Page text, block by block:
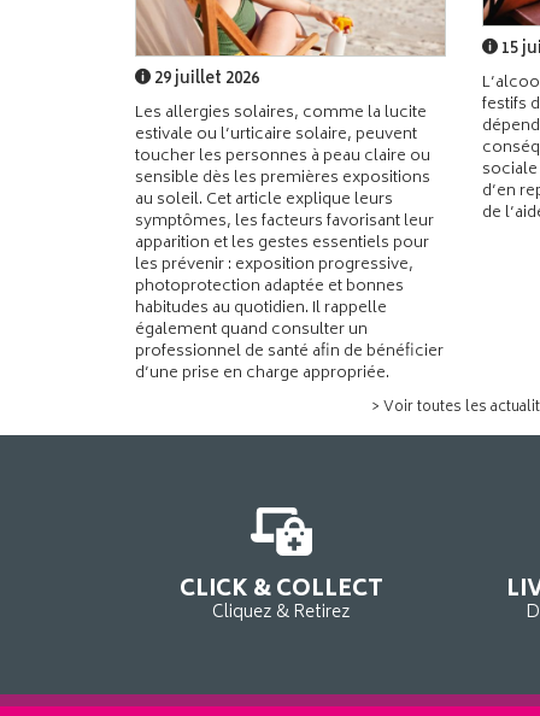
29 juillet 2026
Les allergies solaires, comme la lucite
estivale ou l’urticaire solaire, peuvent
toucher les personnes à peau claire ou
sensible dès les premières expositions
au soleil. Cet article explique leurs
symptômes, les facteurs favorisant leur
apparition et les gestes essentiels pour
les prévenir : exposition progressive,
photoprotection adaptée et bonnes
habitudes au quotidien. Il rappelle
également quand consulter un
professionnel de santé afin de bénéficier
d’une prise en charge appropriée.
15
festifs
d’en
de
> Voir toutes les
CLICK & COLLECT
Cliquez & Retirez